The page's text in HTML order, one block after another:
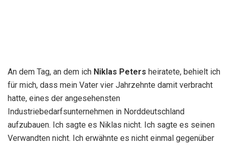
An dem Tag, an dem ich Niklas Peters heiratete, behielt ich
für mich, dass mein Vater vier Jahrzehnte damit verbracht
hatte, eines der angesehensten
Industriebedarfsunternehmen in Norddeutschland
aufzubauen. Ich sagte es Niklas nicht. Ich sagte es seinen
Verwandten nicht. Ich erwähnte es nicht einmal gegenüber